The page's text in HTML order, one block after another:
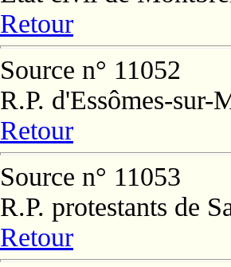
Retour
Source n° 11052
R.P. d'Essômes-sur-
Retour
Source n° 11053
R.P. protestants de
Retour